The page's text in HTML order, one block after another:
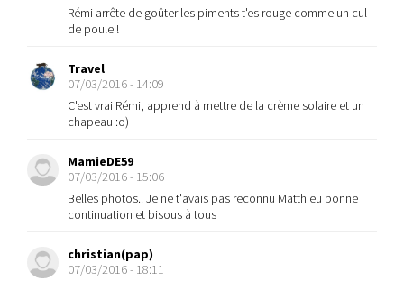
Rémi arrête de goûter les piments t'es rouge comme un cul
de poule !
Travel
07/03/2016 - 14:09
C'est vrai Rémi, apprend à mettre de la crème solaire et un
chapeau :o)
MamieDE59
07/03/2016 - 15:06
Belles photos.. Je ne t'avais pas reconnu Matthieu bonne
continuation et bisous à tous
christian(pap)
07/03/2016 - 18:11